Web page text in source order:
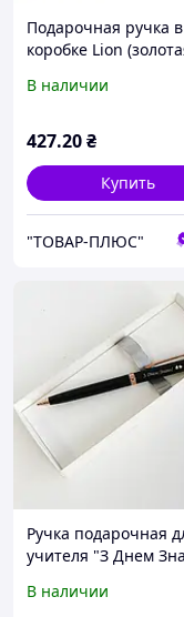
Подарочная ручка в
коробке Lion
В наличии
427.20₴
Купить
"ТОВАР-ПЛЮС"
Ручка подарочная
учителя "З Днем
(текст можно
В наличии